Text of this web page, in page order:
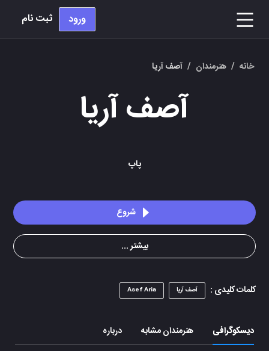
ورود ثبت نام
خانه / هنرمندان / آصف آریا
آصف آریا
پاپ
شروع
بیشتر ...
کلمات کلیدی : آصف آریا Asef Aria
دیسکوگرافی هنرمندان مشابه درباره